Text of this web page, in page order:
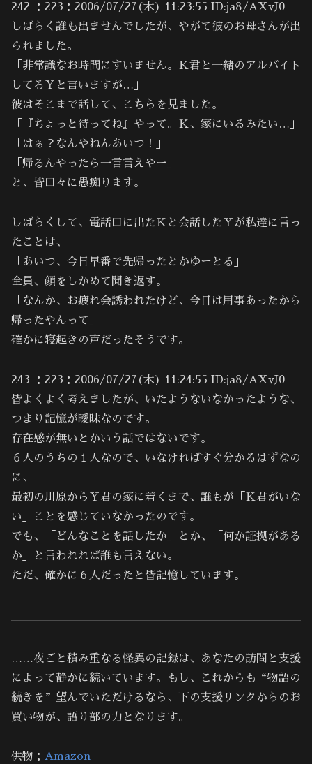
242 ：223：2006/07/27(木) 11:23:55 ID:ja8/AXvJ0
しばらく誰も出ませんでしたが、やがて彼のお母さんが出
られました。
「非常識なお時間にすいません。Ｋ君と一緒のアルバイト
してるＹと言いますが…」
彼はそこまで話して、こちらを見ました。
「『ちょっと待ってね』やって。Ｋ、家にいるみたい…」
「はぁ？なんやねんあいつ！」
「帰るんやったら一言言えやー」
と、皆口々に愚痴ります。
しばらくして、電話口に出たＫと会話したＹが私達に言っ
たことは、
「あいつ、今日早番で先帰ったとかゆーとる」
全員、顔をしかめて聞き返す。
「なんか、お疲れ会誘われたけど、今日は用事あったから
帰ったやんって」
確かに寝起きの声だったそうです。
243 ：223：2006/07/27(木) 11:24:55 ID:ja8/AXvJ0
皆よくよく考えましたが、いたようないなかったような、
つまり記憶が曖昧なのです。
存在感が無いとかいう話ではないです。
６人のうちの１人なので、いなければすぐ分かるはずなの
に、
最初の川原からＹ君の家に着くまで、誰もが「Ｋ君がいな
い」ことを感じていなかったのです。
でも、「どんなことを話したか」とか、「何か証拠がある
か」と言われれば誰も言えない。
ただ、確かに６人だったと皆記憶しています。
……夜ごと積み重なる怪異の記録は、あなたの訪問と支援
によって静かに続いています。もし、これからも“物語の
続きを”望んでいただけるなら、下の支援リンクからのお
買い物が、語り部の力となります。
供物： Amazon